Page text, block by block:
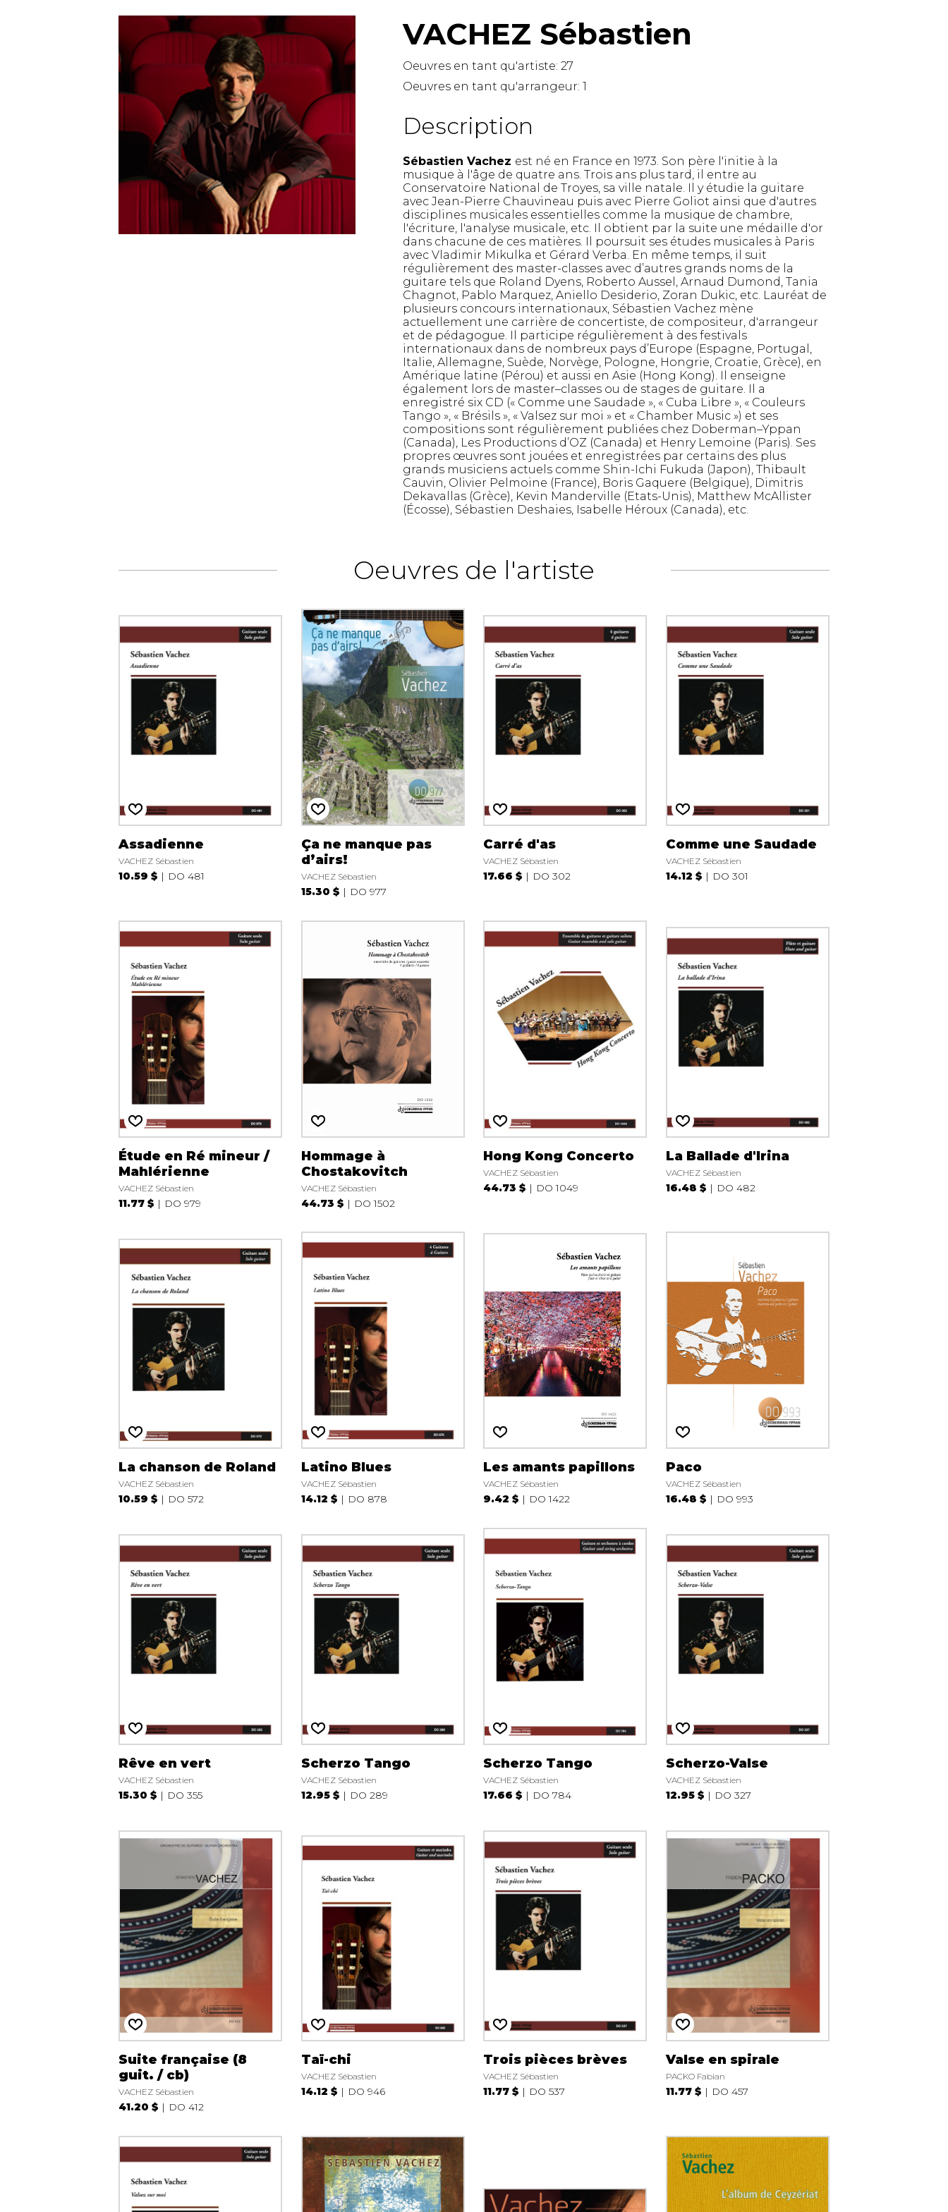
Luth
Mandoline
Orgue
Piano
Trombone
Tuba
Ukulélé
Violon
Violoncelle
Voix
VACHEZ Sébastien
Oeuvres en tant qu'artiste:27
Oeuvres en tant qu'arrangeur:1
Description
Sébastien Vachez est né en France en 1973. Son père l'initie à la
musique à l'âge de quatre ans. Trois ans plus tard, il entre au
Conservatoire National de Troyes, sa ville natale. Il y étudie la guitare
avec Jean-Pierre Chauvineau puis avec Pierre Goliot ainsi que d'autres
disciplines musicales essentielles comme la musique de chambre,
l'écriture, l'analyse musicale, etc. Il obtient par la suite une médaille d'or
dans chacune de ces matières. Il poursuit ses études musicales à Paris
avec Vladimir Mikulka et Gérard Verba. En même temps, il suit
régulièrement des master-classes avec d’autres grands noms de la
guitare tels que Roland Dyens, Roberto Aussel, Arnaud Dumond, Tania
Chagnot, Pablo Marquez, Aniello Desiderio, Zoran Dukic, etc. Lauréat de
plusieurs concours internationaux, Sébastien Vachez mène
actuellement une carrière de concertiste, de compositeur, d'arrangeur
et de pédagogue. Il participe régulièrement à des festivals
internationaux dans de nombreux pays d’Europe (Espagne, Portugal,
Italie, Allemagne, Suède, Norvège, Pologne, Hongrie, Croatie, Grèce), en
Amérique latine (Pérou) et aussi en Asie (Hong Kong). Il enseigne
également lors de master–classes ou de stages de guitare. Il a
enregistré six CD (« Comme une Saudade », « Cuba Libre », « Couleurs
Tango », « Brésils », « Valsez sur moi » et « Chamber Music ») et ses
compositions sont régulièrement publiées chez Doberman–Yppan
(Canada), Les Productions d’OZ (Canada) et Henry Lemoine (Paris). Ses
propres œuvres sont jouées et enregistrées par certains des plus
grands musiciens actuels comme Shin-Ichi Fukuda (Japon), Thibault
Cauvin, Olivier Pelmoine (France), Boris Gaquere (Belgique), Dimitris
Dekavallas (Grèce), Kevin Manderville (Etats-Unis), Matthew McAllister
(Écosse), Sébastien Deshaies, Isabelle Héroux (Canada), etc.
Oeuvres de l'artiste
Assadienne
VACHEZ Sébastien
10.59 $ DO 481
Ça ne manque pas
d’airs!
VACHEZ Sébastien
15.30 $ DO 977
Carré d'as
VACHEZ Sébastien
17.66 $ DO 302
Comme une Saudade
VACHEZ Sébastien
14.12 $ DO 301
Étude en Ré mineur /
Mahlérienne
VACHEZ Sébastien
11.77 $ DO 979
Hommage à
Chostakovitch
VACHEZ Sébastien
44.73 $ DO 1502
Hong Kong Concerto
VACHEZ Sébastien
44.73 $ DO 1049
La Ballade d'Irina
VACHEZ Sébastien
16.48 $ DO 482
La chanson de Roland
VACHEZ Sébastien
10.59 $ DO 572
Latino Blues
VACHEZ Sébastien
14.12 $ DO 878
Les amants papillons
VACHEZ Sébastien
9.42 $ DO 1422
Paco
VACHEZ Sébastien
16.48 $ DO 993
Rêve en vert
VACHEZ Sébastien
15.30 $ DO 355
Scherzo Tango
VACHEZ Sébastien
12.95 $ DO 289
Scherzo Tango
VACHEZ Sébastien
17.66 $ DO 784
Scherzo-Valse
VACHEZ Sébastien
12.95 $ DO 327
Suite française (8
guit. / cb)
VACHEZ Sébastien
41.20 $ DO 412
Taï-chi
VACHEZ Sébastien
14.12 $ DO 946
Trois pièces brèves
VACHEZ Sébastien
11.77 $ DO 537
Valse en spirale
PACKO Fabian
11.77 $ DO 457